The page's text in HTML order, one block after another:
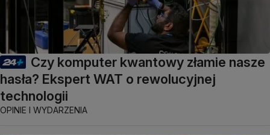
Czy komputer kwantowy złamie nasze
hasła? Ekspert WAT o rewolucyjnej
technologii
OPINIE I WYDARZENIA